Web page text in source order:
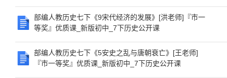
部编人教历史七下《9宋代经济的发展》[洪老师]『市一
等奖』优质课_新版初中_7下历史公开课
部编人教历史七下《5安史之乱与唐朝衰亡》[王老师]
『市一等奖』优质课_新版初中_7下历史公开课